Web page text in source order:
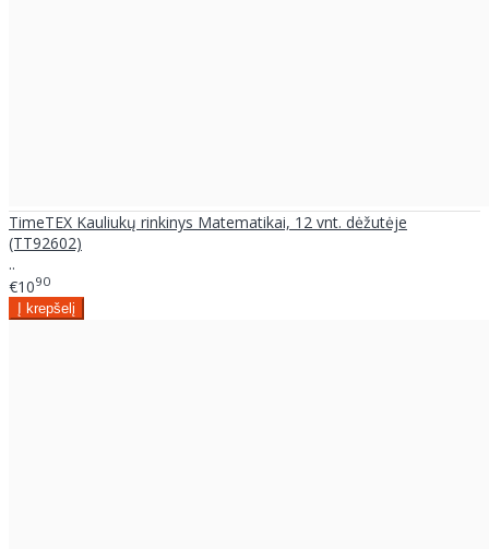
TimeTEX Kauliukų rinkinys Matematikai, 12 vnt. dėžutėje
(TT92602)
..
€1090